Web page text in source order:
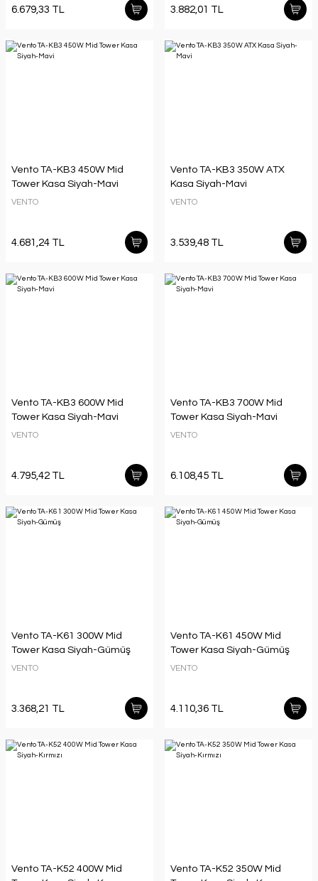
6.679,33 TL 3.882,01 TL
Vento TA-KB3 450W Mid
Tower Kasa Siyah-Mavi
VENTO
4.681,24 TL
Vento TA-KB3 350W ATX
Kasa Siyah-Mavi
VENTO
3.539,48 TL
Vento TA-KB3 600W Mid
Tower Kasa Siyah-Mavi
VENTO
4.795,42 TL
Vento TA-KB3 700W Mid
Tower Kasa Siyah-Mavi
VENTO
6.108,45 TL
Vento TA-K61 300W Mid
Tower Kasa Siyah-Gümüş
VENTO
3.368,21 TL
Vento TA-K61 450W Mid
Tower Kasa Siyah-Gümüş
VENTO
4.110,36 TL
Vento TA-K52 400W Mid
Vento TA-K52 350W Mid